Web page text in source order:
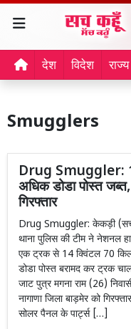
देश विदेश राज्य
Smugglers
Drug Smuggler:
अधिक डोडा पोस्त
गिरफ्तार
Drug Smuggler: केकड़ी
थाना पुलिस की टीम ने नेशनल
एक ट्रक से 14 क्विंटल 70
डोडा पोस्त बरामद कर ट्रक
जाट पुत्र मगना राम (26)
नागाणा जिला बाड़मेर को
सोलर पैनल के पार्ट्स […]